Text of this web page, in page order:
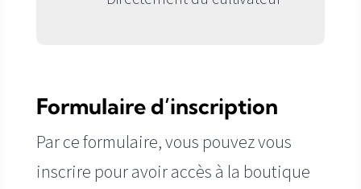
Formulaire d’inscription
Par ce formulaire, vous pouvez vous
inscrire pour avoir accès à la boutique